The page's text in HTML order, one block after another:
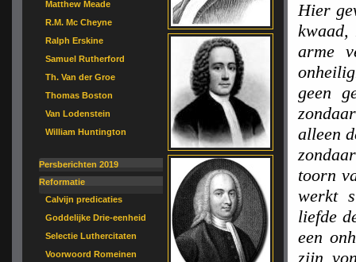
Matthew Meade
R.M. Mc Cheyne
Ralph Erskine
Samuel Rutherford
Th. Van der Groe
Thomas Boston
Van Lodenstein
William Huntington
Persberichten 2019
Reformatie
Calvijn predicaties
Goddelijke Drie-eenheid
Selectie Luthercitaten
Voorwoord Romeinen
Hier
arme
geen
alleen
toorn
werkt
liefde
een
zijn